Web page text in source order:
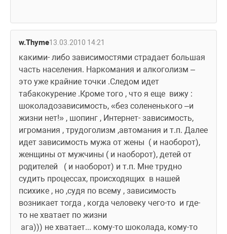
w.Thyme13.03.2010 14:21
какими- либо зависимостями страдает большая
часть населения. Наркомания и алкоголизм –
это уже крайние точки .Следом идет
табакокурение .Кроме того , что я еще  вижу :
шоколадозависимость, «без солененького –и
жизни нет!» , шопинг , Интернет- зависимость,
игромания , трудоголизм ,автомания и т.п. Далее
идет зависимость мужа от жены  ( и наоборот),
женщины от мужчины ( и наоборот), детей от
родителей   ( и наоборот) и т.п. Мне трудно
судить процессах, происходящих  в нашей
психике , но ,судя по всему , зависимость
возникает тогда , когда человеку чего-то  и где-
то не хватает по жизни